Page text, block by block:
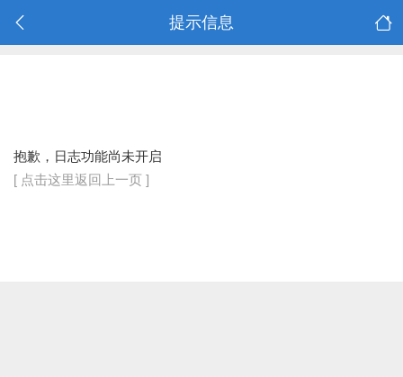
提示信息
抱歉，日志功能尚未开启
[ 点击这里返回上一页 ]